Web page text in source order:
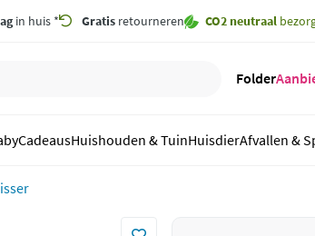
in huis * Gratis retourneren CO2 neutraal
Folder
CadeausHuishouden & TuinHuisdierAfvallen &